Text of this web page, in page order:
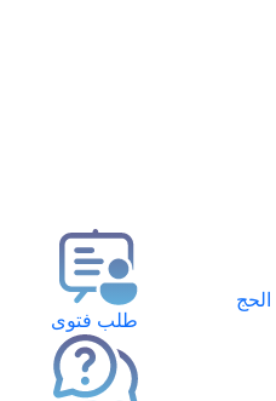
الحج
طلب فتوى